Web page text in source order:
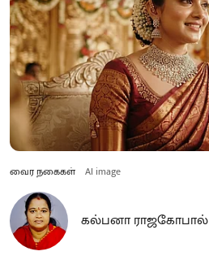
வைர நகைகள் AI image
கல்பனா ராஜகோபால்